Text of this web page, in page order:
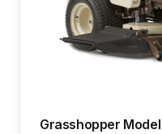
Grasshopper